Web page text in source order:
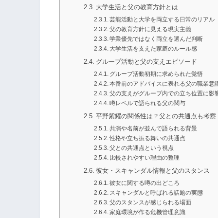
大学生活と父の教育方針とは
芸能活動と大学を両立する日常のリアル
父の教育方針に見える現実主義
学業優先ではなく両立を選んだ判断
大学生活を支えた家庭のルール感
グループ活動と父の支えエピソード
グループ活動初期に求められた覚悟
本番前のアドバイスに表れる父の職業意
父の支えがグループ内での立ち位置に影
噂レベルで語られる父の関与
平野紫耀の関係性は？父との共通点も考察
共演や名前が並んで語られる背景
性格や立ち振る舞いの共通点
父との共通点という視点
比較されやすい理由の整理
彼女・スキャンダル情報と父のスタンス
彼女に関する噂の出どころ
スキャンダルと呼ばれる話題の実態
父のスタンスが感じられる場面
家庭環境が作る危機管理意識